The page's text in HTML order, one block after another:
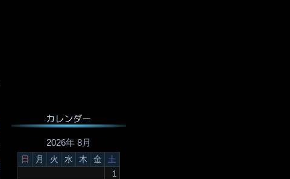
カレンダー
2026年 8月
日 月 火 水 木 金 土
1